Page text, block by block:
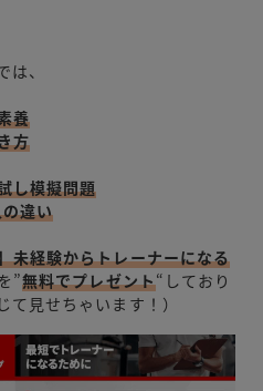
、
養
方
し模擬問題
違い
未経験からトレーナーになる
”無料でプレゼント“しており
見せちゃいます！）